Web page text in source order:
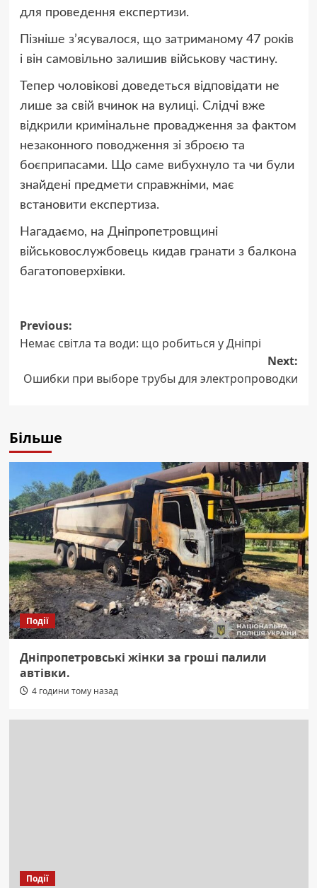
для проведення експертизи.
Пізніше з’ясувалося, що затриманому 47 років
і він самовільно залишив військову частину.
Тепер чоловікові доведеться відповідати не
лише за свій вчинок на вулиці. Слідчі вже
відкрили кримінальне провадження за фактом
незаконного поводження зі зброєю та
боєприпасами. Що саме вибухнуло та чи були
знайдені предмети справжніми, має
встановити експертиза.
Нагадаємо, на Дніпропетровщині
військовослужбовець кидав гранати з балкона
багатоповерхівки.
Post
navigation
Previous:
Немає світла та води: що робиться у Дніпрі
Next:
Ошибки при выборе трубы для электропроводки
Більше
Події
Дніпропетровські жінки за гроші палили
автівки.
4 години тому назад
Події